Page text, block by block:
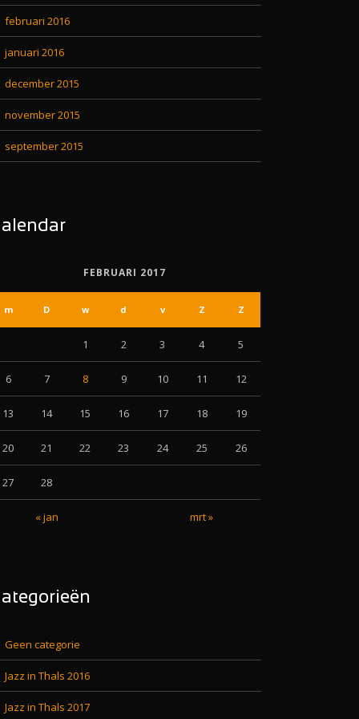
februari 2016
januari 2016
december 2015
november 2015
september 2015
FEBRUARI 2017
m D w d v Z Z
« jan mrt »
1 2 3 4 5
6 7 8 9 10 11 12
13 14 15 16 17 18 19
20 21 22 23 24 25 26
27 28
Geen categorie
Jazz in Thals 2016
Jazz in Thals 2017